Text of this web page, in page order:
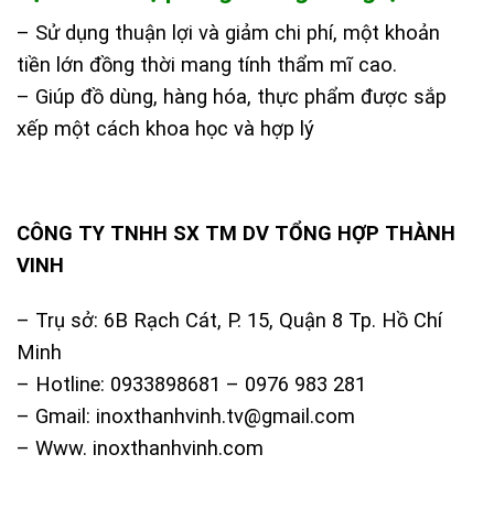
– Sử dụng thuận lợi và giảm chi phí, một khoản
tiền lớn đồng thời mang tính thẩm mĩ cao.
– Giúp đồ dùng, hàng hóa, thực phẩm được sắp
xếp một cách khoa học và hợp lý
CÔNG TY TNHH SX TM DV TỔNG HỢP THÀNH
VINH
– Trụ sở: 6B Rạch Cát, P. 15, Quận 8 Tp. Hồ Chí
Minh
– Hotline: 0933898681 – 0976 983 281
– Gmail: inoxthanhvinh.tv@gmail.com
– Www. inoxthanhvinh.com